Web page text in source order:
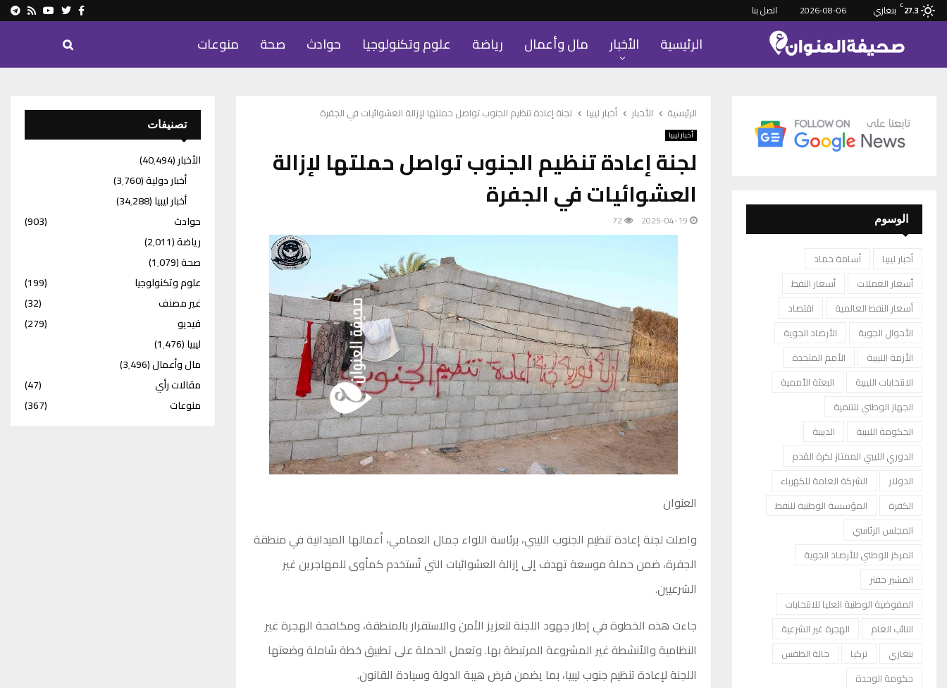
27.3
C بنغازي 2026-08-06 اتصل بنا Facebook
Twitter
Youtube
Rss
الرئيسية الأخبار مال وأعمال رياضة علوم وتكنولوجيا حوادث صحة منوعات
الرئيسية الأخبار أخبار ليبيا لجنة إعادة تنظيم الجنوب تواصل حملتها لإزالة العشوائيات في الجفرة
أخبار ليبيا
لجنة إعادة تنظيم الجنوب تواصل حملتها لإزالة
العشوائيات في الجفرة
2025-04-19
72
العنوان
واصلت لجنة إعادة تنظيم الجنوب الليبي، برئاسة اللواء جمال العمامي، أعمالها الميدانية في منطقة
الجفرة، ضمن حملة موسعة تهدف إلى إزالة العشوائيات التي تُستخدم كمأوى للمهاجرين غير
الشرعيين.
جاءت هذه الخطوة في إطار جهود اللجنة لتعزيز الأمن والاستقرار بالمنطقة، ومكافحة الهجرة غير
النظامية والأنشطة غير المشروعة المرتبطة بها. وتعمل الحملة على تطبيق خطة شاملة وضعتها
اللجنة لإعادة تنظيم جنوب ليبيا، بما يضمن فرض هيبة الدولة وسيادة القانون.
الوسوم
أخبار ليبيا
أسامة حماد
أسعار العملات
أسعار النفط
أسعار النفط العالمية
اقتصاد
الأحوال الجوية
الأرصاد الجوية
الأزمة الليبية
الأمم المتحدة
الانتخابات الليبية
البعثة الأممية
الجهاز الوطني للتنمية
الحكومة الليبية
الدبيبة
الدوري الليبي الممتاز لكرة القدم
الدولار
الشركة العامة للكهرباء
الكفرة
المؤسسة الوطنية للنفط
المجلس الرئاسي
المركز الوطني للأرصاد الجوية
المشير حفتر
المفوضية الوطنية العليا للانتخابات
النائب العام
الهجرة غير الشرعية
بنغازي
تركيا
حالة الطقس
حكومة الوحدة
تصنيفات
الأخبار(40٬494)
أخبار دولية(3٬760)
أخبار ليبيا(34٬288)
حوادث
(903)
رياضة(2٬011)
صحة(1٬079)
علوم وتكنولوجيا
(199)
غير مصنف
(32)
فيديو
(279)
ليبيا(1٬476)
مال وأعمال(3٬496)
مقالات رأي
(47)
منوعات
(367)